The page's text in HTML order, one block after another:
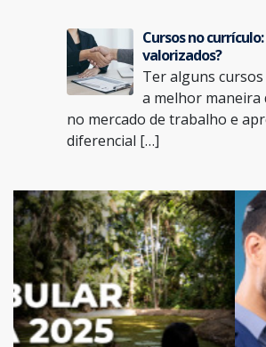
Cursos no
valorizados?
Ter alguns
a melhor maneira
no mercado de trabalho e
diferencial […]